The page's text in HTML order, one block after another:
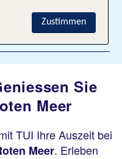
Sie
Meer
TUI Ihre Auszeit bei
Meer. Erleben
Zustimmen